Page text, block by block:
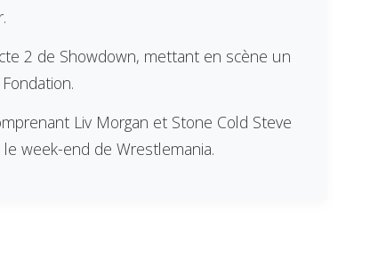
2 de Showdown, mettant en scène un
Liv Morgan et Stone Cold Steve
week-end de Wrestlemania.